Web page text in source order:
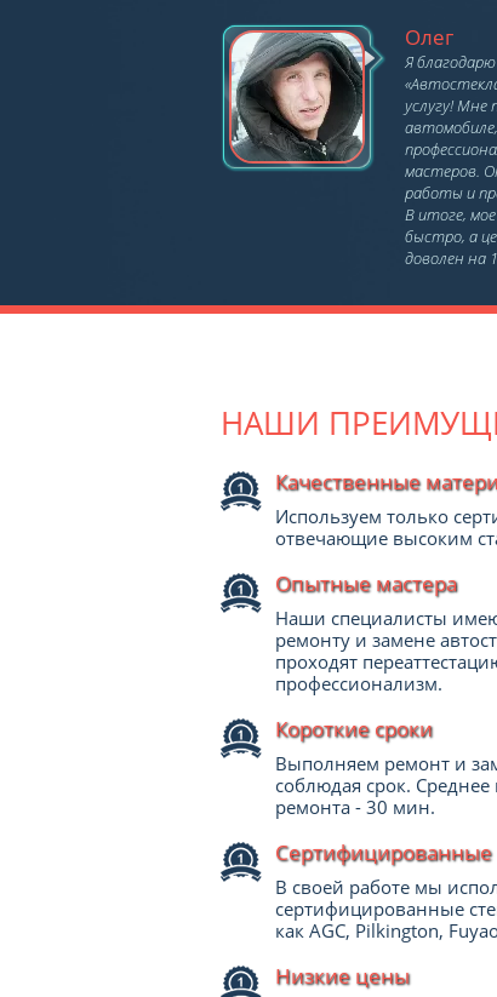
Олег
Я
услугу! Мне
мастеров.
работы и
В итоге,
быстро, а
доволен на
НАШИ
Качественные
Используем только
отвечающие высоким
Опытные мастера
Наши специалисты
ремонту и замене
проходят
профессионализм.
Короткие сроки
Выполняем ремонт и
соблюдая срок.
ремонта - 30 мин.
Сертифицированные
В своей работе мы
сертифицированные
как AGC, Pilkington,
Низкие цены